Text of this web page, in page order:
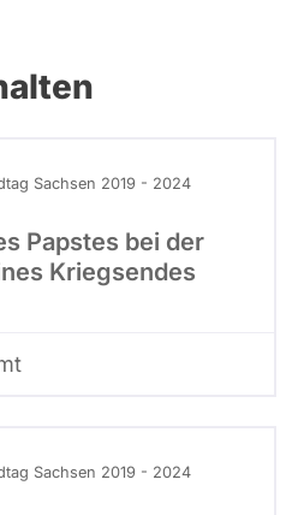
Sachsen 2019 - 2024
Papstes bei der
Kriegsendes
Sachsen 2019 - 2024